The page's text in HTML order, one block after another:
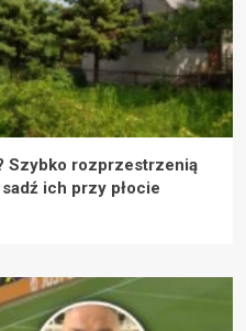
Szybko rozprzestrzenią
ich przy płocie